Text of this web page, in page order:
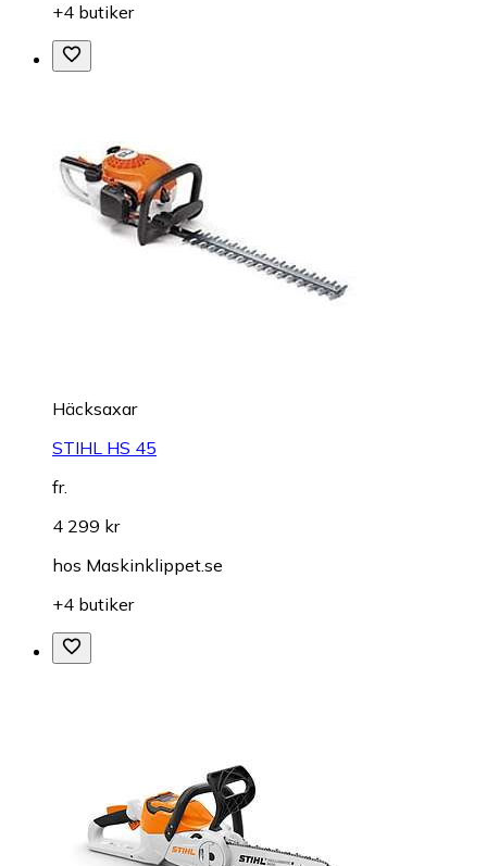
+4 butiker
Häcksaxar
STIHL HS 45
fr.
4 299 kr
hos Maskinklippet.se
+4 butiker